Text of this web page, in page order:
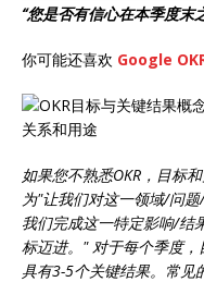
“您是否有信心在本季度末
你可能还喜欢 Google
如果您不熟悉OKR，目标
为"让我们对这一领域/问
我们完成这一特定影响/结
标迈进。" 对于每个季度
具有3-5个关键结果。常见